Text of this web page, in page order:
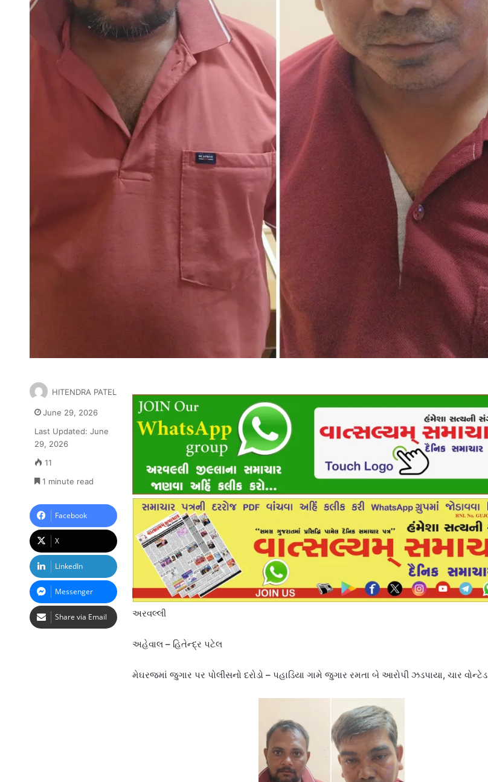
અરવલ્લી
અહેવાલ – હિતેન્દ્ર પટેલ
મેઘરજમાં જુગાર પર પોલીસનો દરોડો – પહાડિયા ગામે જુગાર રમતા બે આરોપી ઝડપાયા, ચાર વોન્ટેડ
HITENDRA PATEL
June 29, 2026
Last Updated: June
29, 2026
11
1 minute read
Facebook
X
LinkedIn
Messenger
Share via Email